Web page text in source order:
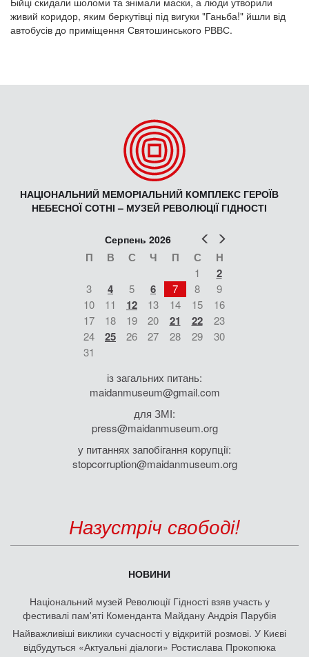
живий коридор, яким беркутівці під вигуки "Ганьба!" йшли від
автобусів до приміщення Святошинського РВВС.
НАЦІОНАЛЬНИЙ МЕМОРІАЛЬНИЙ КОМПЛЕКС ГЕРОЇВ
НЕБЕСНОЇ СОТНІ – МУЗЕЙ РЕВОЛЮЦІЇ ГІДНОСТІ
Попер
Серпень 2026
П В С Ч П С Н
1 2
3 4 5 6 7 8
9
10
11 12 13 14 15
16
17
18 19 20 21 22
23
24
25 26 27 28 29
30
31
із загальних питань:
maidanmuseum@gmail.com
для ЗМІ:
press@maidanmuseum.org
у питаннях запобігання корупції:
stopcorruption@maidanmuseum.org
Назустріч свободі!
НОВИНИ
Національний музей Революції Гідності взяв участь у
фестивалі пам'яті Коменданта Майдану Андрія Парубія
Найважливіші виклики сучасності у відкритій розмові. У Києві
відбудуться «Актуальні діалоги» Ростислава Прокопюка